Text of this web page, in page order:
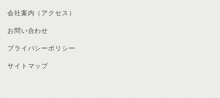
会社案内（アクセス）
お問い合わせ
プライバシーポリシー
サイトマップ